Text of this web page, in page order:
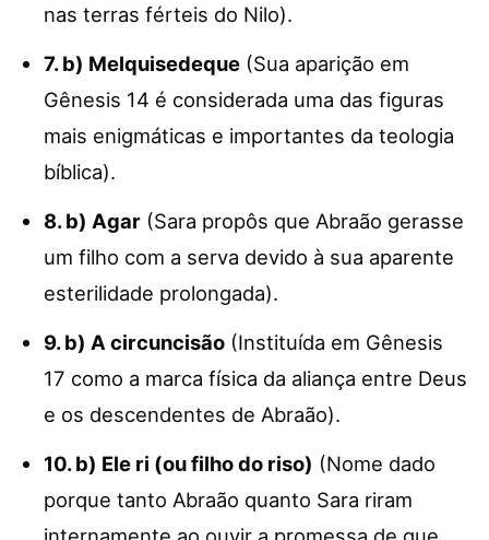
nas terras férteis do Nilo).
7. b) Melquisedeque (Sua aparição em
Gênesis 14 é considerada uma das figuras
mais enigmáticas e importantes da teologia
bíblica).
8. b) Agar (Sara propôs que Abraão gerasse
um filho com a serva devido à sua aparente
esterilidade prolongada).
9. b) A circuncisão (Instituída em Gênesis
17 como a marca física da aliança entre Deus
e os descendentes de Abraão).
10. b) Ele ri (ou filho do riso) (Nome dado
porque tanto Abraão quanto Sara riram